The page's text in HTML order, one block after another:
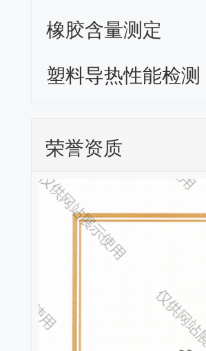
橡胶含量测定
塑料导热性能检测
荣誉资质